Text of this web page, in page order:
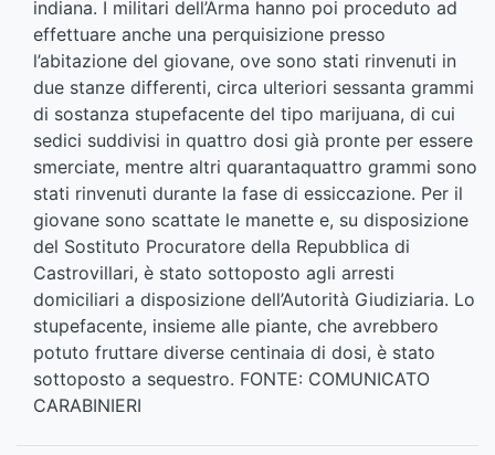
indiana. I militari dell’Arma hanno poi proceduto ad
effettuare anche una perquisizione presso
l’abitazione del giovane, ove sono stati rinvenuti in
due stanze differenti, circa ulteriori sessanta grammi
di sostanza stupefacente del tipo marijuana, di cui
sedici suddivisi in quattro dosi già pronte per essere
smerciate, mentre altri quarantaquattro grammi sono
stati rinvenuti durante la fase di essiccazione. Per il
giovane sono scattate le manette e, su disposizione
del Sostituto Procuratore della Repubblica di
Castrovillari, è stato sottoposto agli arresti
domiciliari a disposizione dell’Autorità Giudiziaria. Lo
stupefacente, insieme alle piante, che avrebbero
potuto fruttare diverse centinaia di dosi, è stato
sottoposto a sequestro. FONTE: COMUNICATO
CARABINIERI